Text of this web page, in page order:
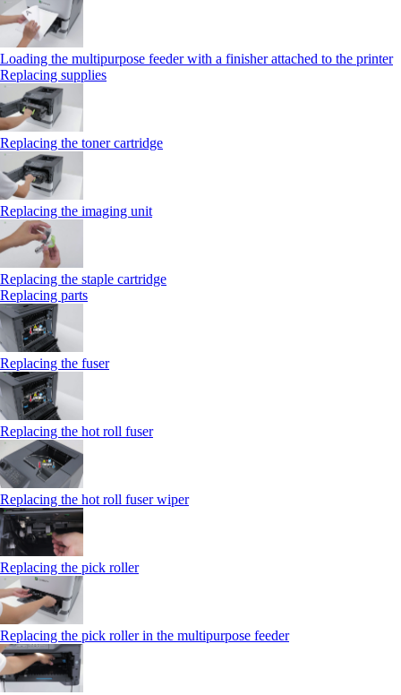
Loading the multipurpose feeder with a finisher attached to the printer
Replacing supplies
Replacing the toner cartridge
Replacing the imaging unit
Replacing the staple cartridge
Replacing parts
Replacing the fuser
Replacing the hot roll fuser
Replacing the hot roll fuser wiper
Replacing the pick roller
Replacing the pick roller in the multipurpose feeder